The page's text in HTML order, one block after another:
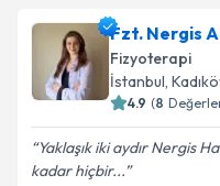
E-posta Adresiniz
Kişisel
Metni
Fzt. Nergis
Fizyoterapi
İstanbul,
4.9 (8
Yaklaşık iki aydır Nergis
kadar hiçbir...